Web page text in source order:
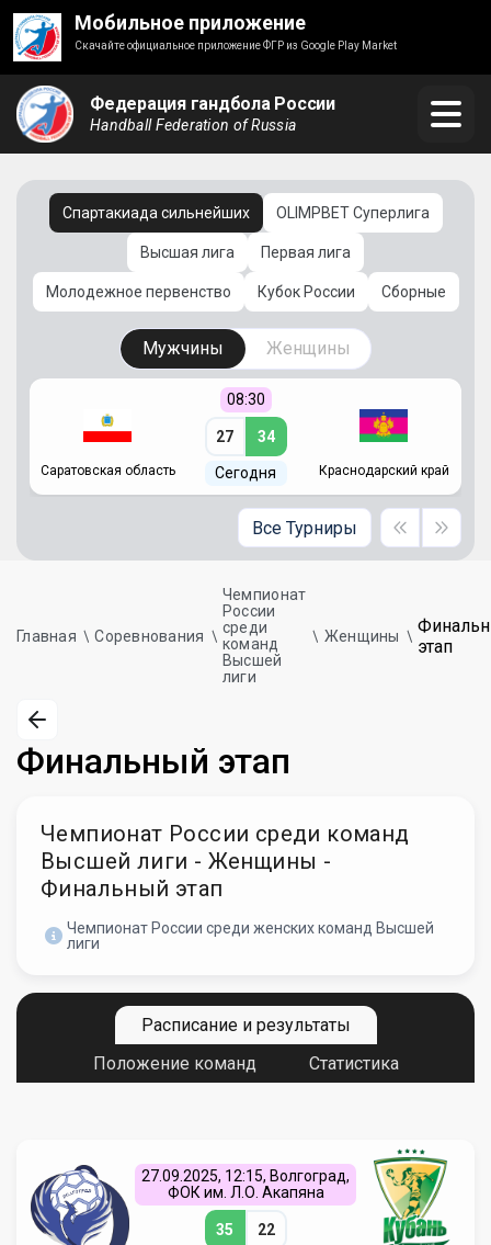
Мобильное приложение
Скачайте официальное приложение ФГР из Google Play Market
Федерация гандбола России
Handball Federation of Russia
Спартакиада сильнейших OLIMPBET Суперлига
Высшая лига Первая лига
Молодежное первенство Кубок России Сборные
Мужчины Женщины
Саратовская область
08:30
27 34
Сегодня Краснодарский край
Все Турниры
Главная Соревнования
Чемпионат
России
среди
команд
Высшей
лиги
Женщины
этап
Финальный этап
Чемпионат России среди команд
Высшей лиги - Женщины -
Финальный этап
Чемпионат России среди женских команд Высшей
лиги
Расписание и результаты
Положение команд
Статистика
27.09.2025, 12:15, Волгоград,
ФОК им. Л.О. Акапяна
35 22